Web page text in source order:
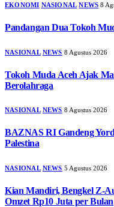
EKONOMI NASIONAL NEWS 8
Pandangan Dua Tokoh
NASIONAL NEWS 8 Agustus 2026
Tokoh Muda Aceh Ajak
Berolahraga
NASIONAL NEWS 8 Agustus 2026
BAZNAS RI Gandeng
Palestina
NASIONAL NEWS 5 Agustus 2026
Kian Mandiri, Bengkel Z-
Omzet Rp10 Juta per Bulan